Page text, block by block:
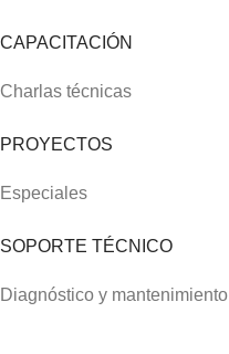
CAPACITACIÓN
Charlas técnicas
PROYECTOS
Especiales
SOPORTE TÉCNICO
Diagnóstico y mantenimiento